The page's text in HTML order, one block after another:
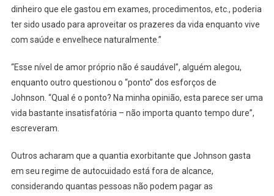
dinheiro que ele gastou em exames, procedimentos, etc., poderia
ter sido usado para aproveitar os prazeres da vida enquanto vive
com saúde e envelhece naturalmente.”
“Esse nível de amor próprio não é saudável”, alguém alegou,
enquanto outro questionou o “ponto” dos esforços de
Johnson. “Qual é o ponto? Na minha opinião, esta parece ser uma
vida bastante insatisfatória – não importa quanto tempo dure”,
escreveram.
Outros acharam que a quantia exorbitante que Johnson gasta
em seu regime de autocuidado está fora de alcance,
considerando quantas pessoas não podem pagar as